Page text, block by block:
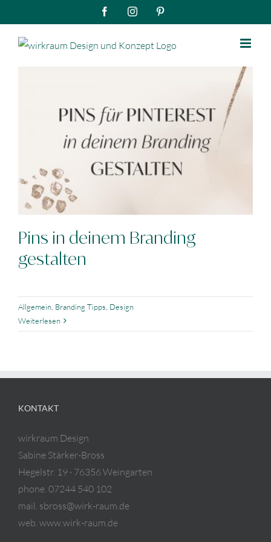
Inhalt
springen
FacebookInstagram
Pins in deinem Branding
gestalten
Allgemein Branding Tipps Design
Weiterlesen
KONTAKT
wirkraum Design
Sabine Stärker-Bross
Hegelstr. 19 · 76356 Weingarten
phone. 07244 540 102
mail. sbross@wirk-raum.de
web. www.wirk-raum.de